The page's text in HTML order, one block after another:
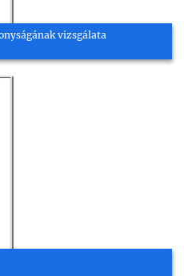
vizsgálata